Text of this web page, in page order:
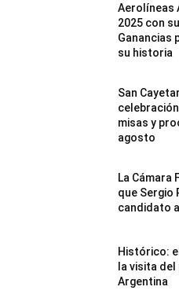
Aerolíneas
2025 con
Ganancias
su historia
San
misas y
agosto
La Cámara
que Sergio
candidato
Histórico:
la visita del
Argentina